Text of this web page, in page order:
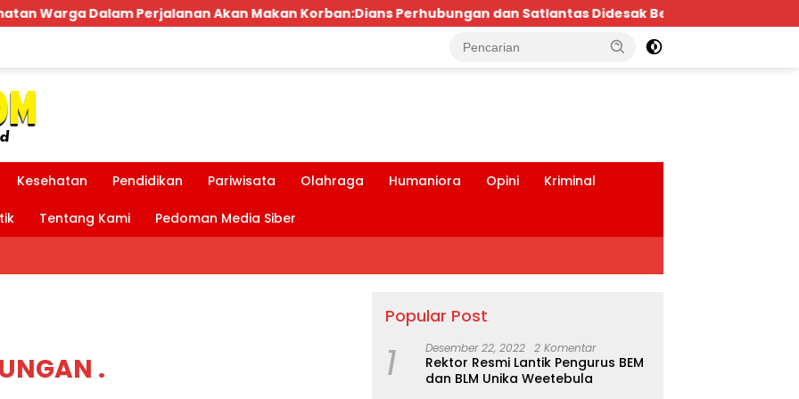
Korban:Dians Perhubungan dan Satlantas Didesak Bertindak Tegas! Bpk.MDT Spontan Bantu Rp.10
Kesehatan Pendidikan Pariwisata Olahraga Humaniora Opini Kriminal
Tentang Kami Pedoman Media Siber
.
Popular Post
1 Desember 22, 2022 2 Komentar
Rektor Resmi Lantik Pengurus BEM
dan BLM Unika Weetebula